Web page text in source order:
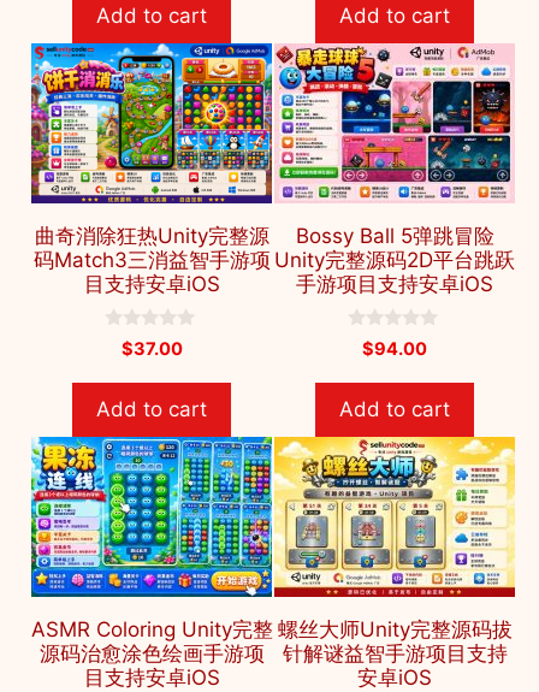
o
5
Add to cart
o
5
Add to cart
曲奇消除狂热Unity完整源
码Match3三消益智手游项
目支持安卓iOS
o
5
$37.00
Add to cart
Bossy Ball 5弹跳冒险
Unity完整源码2D平台跳跃
手游项目支持安卓iOS
o
5
$94.00
Add to cart
ASMR Coloring Unity完整
源码治愈涂色绘画手游项
目支持安卓iOS
螺丝大师Unity完整源码拔
针解谜益智手游项目支持
安卓iOS